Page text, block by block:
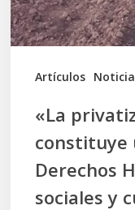
Artículos
violación
de
Humanos
económicos,
sociales
«La
constituye
Derechos
sociales y